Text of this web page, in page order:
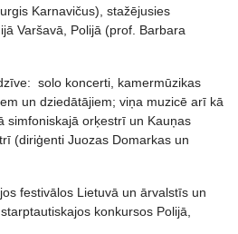
Karnavičus), stažējusies
Varšavā, Polijā (prof. Barbara
solo koncerti, kamermūzikas
un dziedātājiem; viņa muzicē arī kā
simfoniskajā orķestrī un Kauņas
(diriģenti Juozas Domarkas un
festivālos Lietuvā un ārvalstīs un
konkursos Polijā,